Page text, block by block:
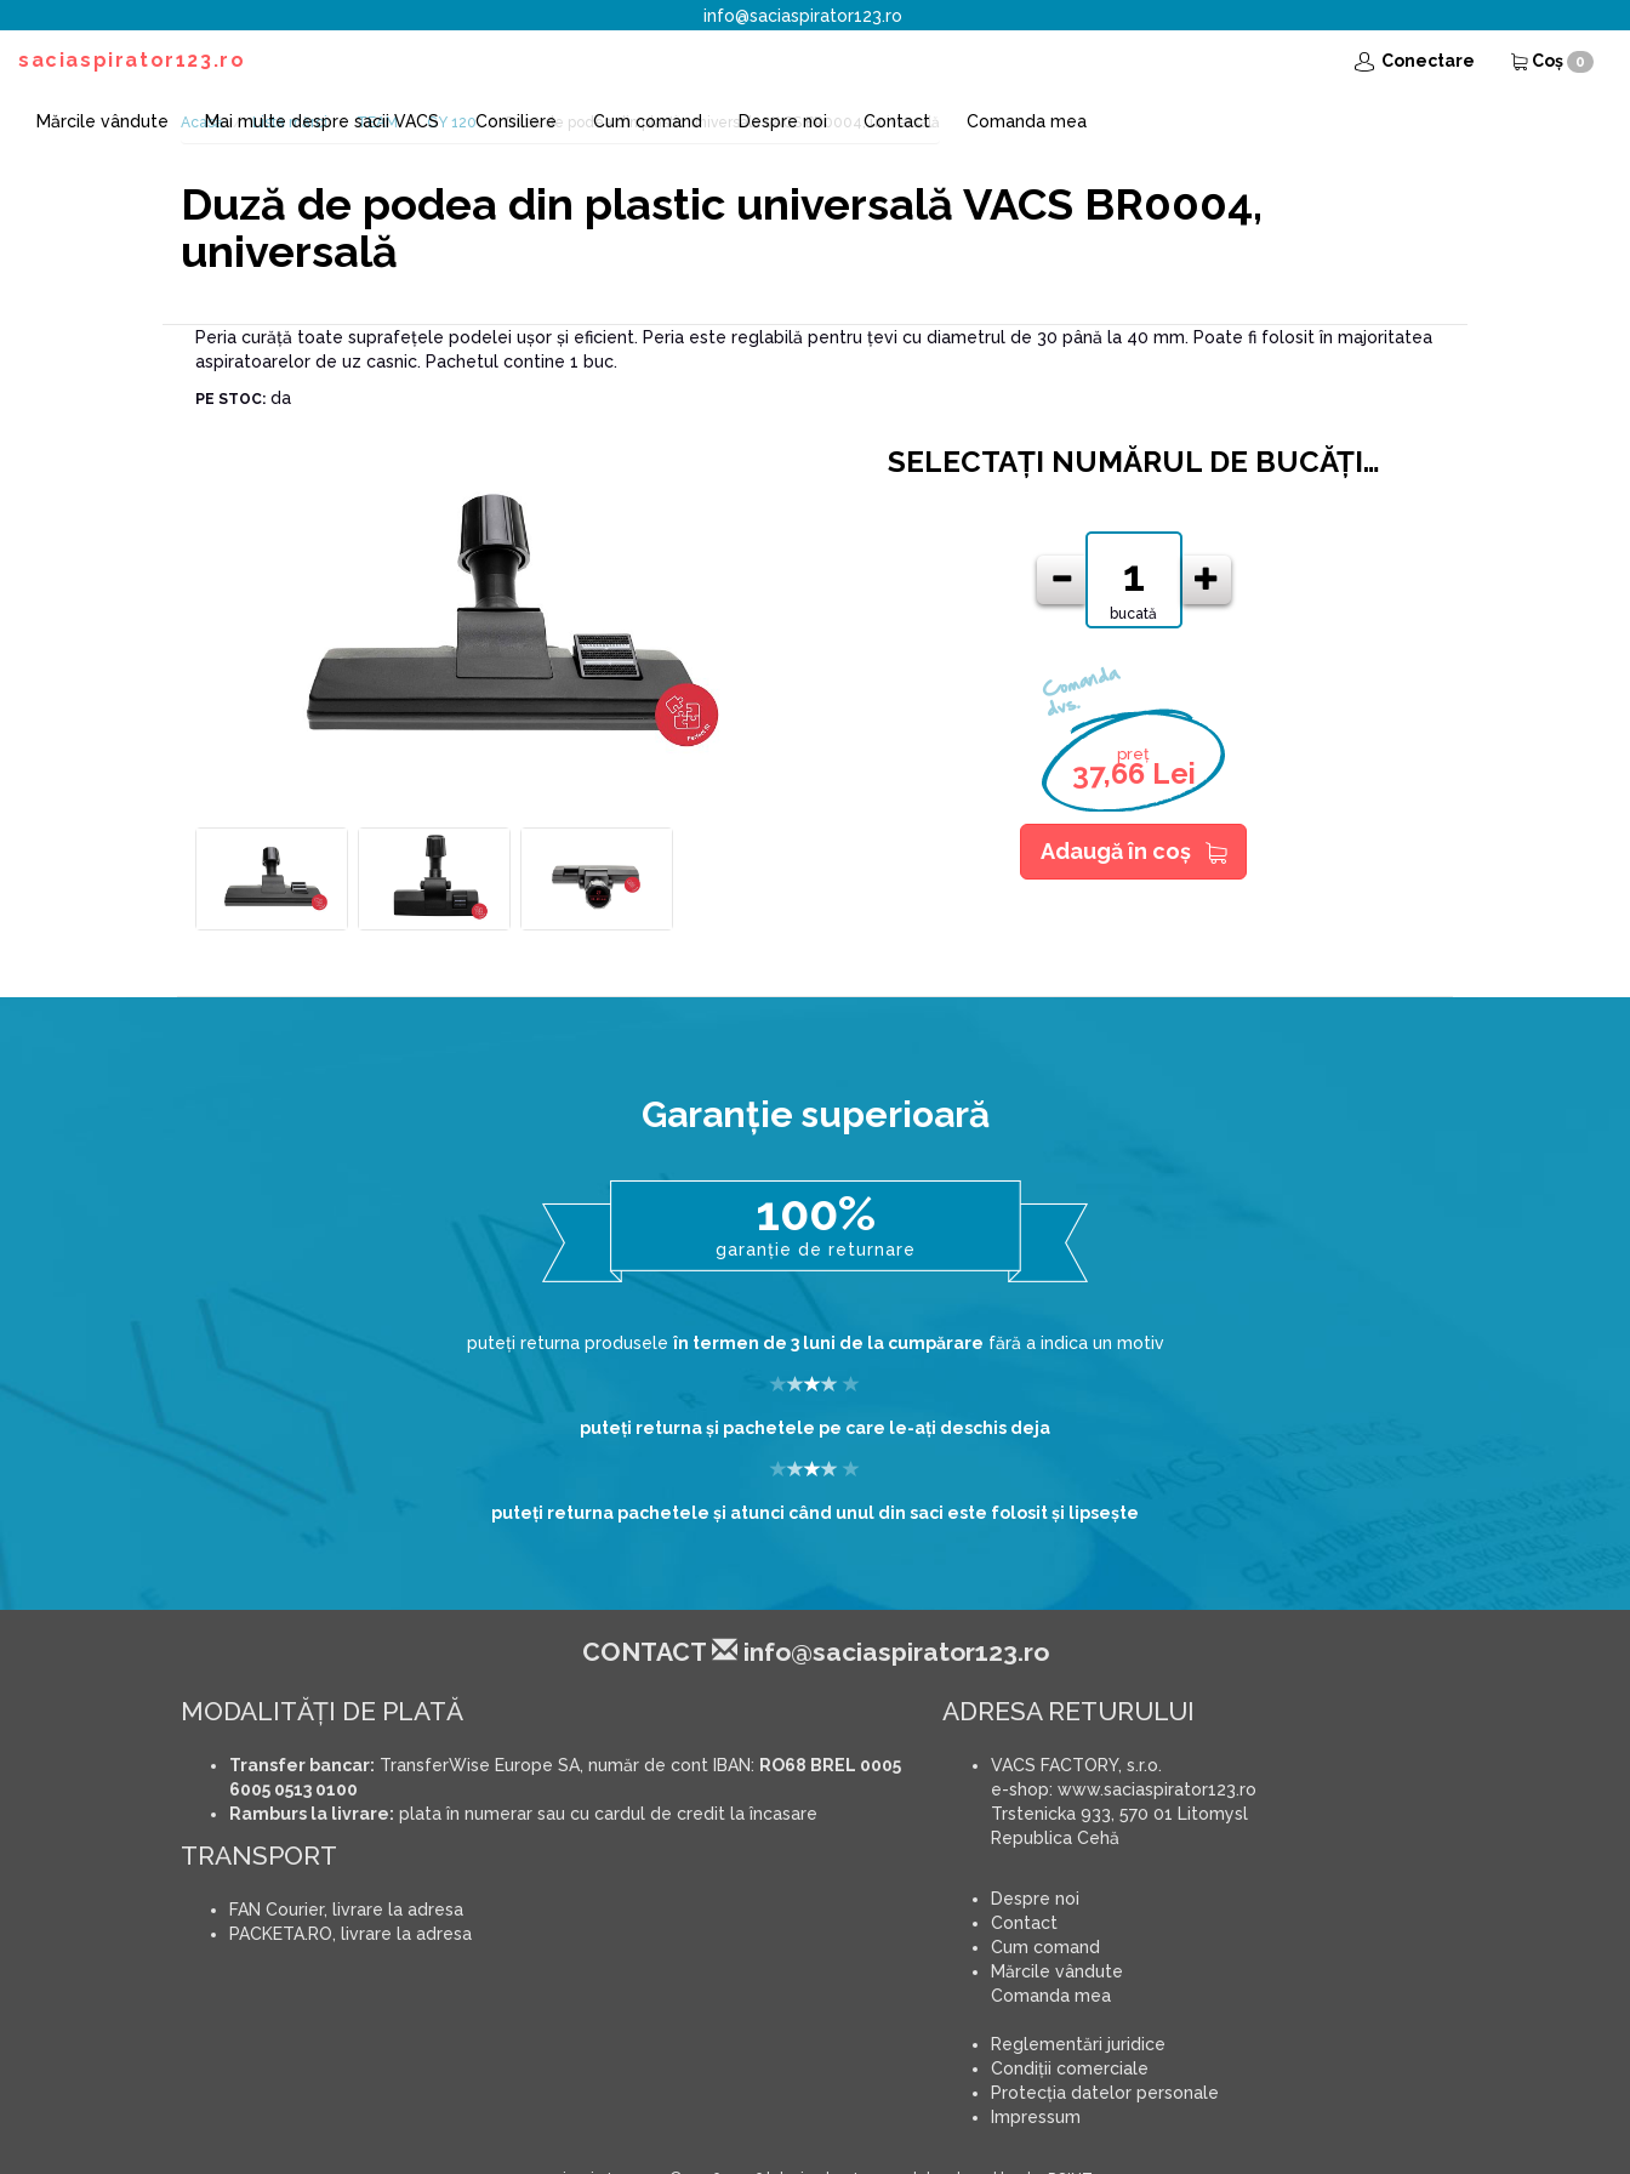
info@saciaspirator123.ro
saciaspirator123.ro Conectare Coş 0
Mărcile vândute Mai multe despre sacii VACS Consiliere Cum comand Despre noi Contact Comanda mea
Acasă Listă mărci TEAM CY 120 Duză de podea din plastic universală VACS BR0004, universală
Duză de podea din plastic universală VACS BR0004,
universală
Peria curăță toate suprafețele podelei ușor și eficient. Peria este reglabilă pentru țevi cu diametrul de 30 până la 40 mm. Poate fi folosit în majoritatea
aspiratoarelor de uz casnic. Pachetul contine 1 buc.
PE STOC: da
SELECTAŢI NUMĂRUL DE BUCĂŢI…
bucată
Comanda
dvs.
preț
37,66 Lei
Adaugă în coş
Garanţie superioară
100%
garanție de returnare
puteți returna produsele în termen de 3 luni de la cumpărare fără a indica un motiv
puteţi returna şi pachetele pe care le-aţi deschis deja
puteţi returna pachetele şi atunci când unul din saci este folosit şi lipseşte
CONTACT
info@saciaspirator123.ro
MODALITĂŢI DE PLATĂ
Transfer bancar: TransferWise Europe SA, număr de cont IBAN: RO68 BREL 0005
6005 0513 0100
Ramburs la livrare: plata în numerar sau cu cardul de credit la încasare
TRANSPORT
FAN Courier, livrare la adresa
PACKETA.RO, livrare la adresa
ADRESA RETURULUI
VACS FACTORY, s.r.o.
e-shop: www.saciaspirator123.ro
Trstenicka 933, 570 01 Litomysl
Republica Cehă
Despre noi
Contact
Cum comand
Mărcile vândute
Comanda mea
Reglementări juridice
Condiţii comerciale
Protecţia datelor personale
Impressum